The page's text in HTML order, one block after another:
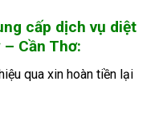
cấp dịch vụ diệt
Cần Thơ:
qua xin hoàn tiền lại